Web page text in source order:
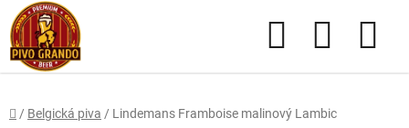
Přejít
na
obsah
Hledat
NÁKUPNÍ
Domů
/ Belgická piva / Lindemans Framboise malinový Lambic